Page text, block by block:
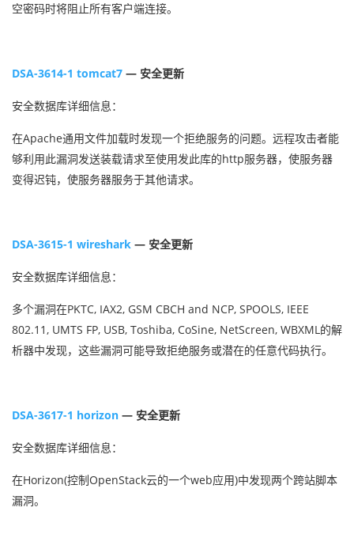
空密码时将阻止所有客户端连接。
DSA-3614-1 tomcat7 — 安全更新
安全数据库详细信息：
在Apache通用文件加载时发现一个拒绝服务的问题。远程攻击者能
够利用此漏洞发送装载请求至使用发此库的http服务器，使服务器
变得迟钝，使服务器服务于其他请求。
DSA-3615-1 wireshark — 安全更新
安全数据库详细信息：
多个漏洞在PKTC, IAX2, GSM CBCH and NCP, SPOOLS, IEEE
802.11, UMTS FP, USB, Toshiba, CoSine, NetScreen, WBXML的解
析器中发现，这些漏洞可能导致拒绝服务或潜在的任意代码执行。
DSA-3617-1 horizon — 安全更新
安全数据库详细信息：
在Horizon(控制OpenStack云的一个web应用)中发现两个跨站脚本
漏洞。